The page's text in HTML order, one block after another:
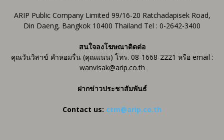
ARIP Public Company Limited 99/16-20 Ratchadapisek Road,
Din Daeng, Bangkok 10400 Thailand Tel : 0-2642-3400
สนใจลงโฆษณาติดต่อ
คุณวันวิสาข์ คำหอมรื่น (คุณแนน) โทร. 08-1668-2221 หรือ email :
wanvisak@arip.co.th
ฝากข่าวประชาสัมพันธ์
Contact us: ctm@arip.co.th